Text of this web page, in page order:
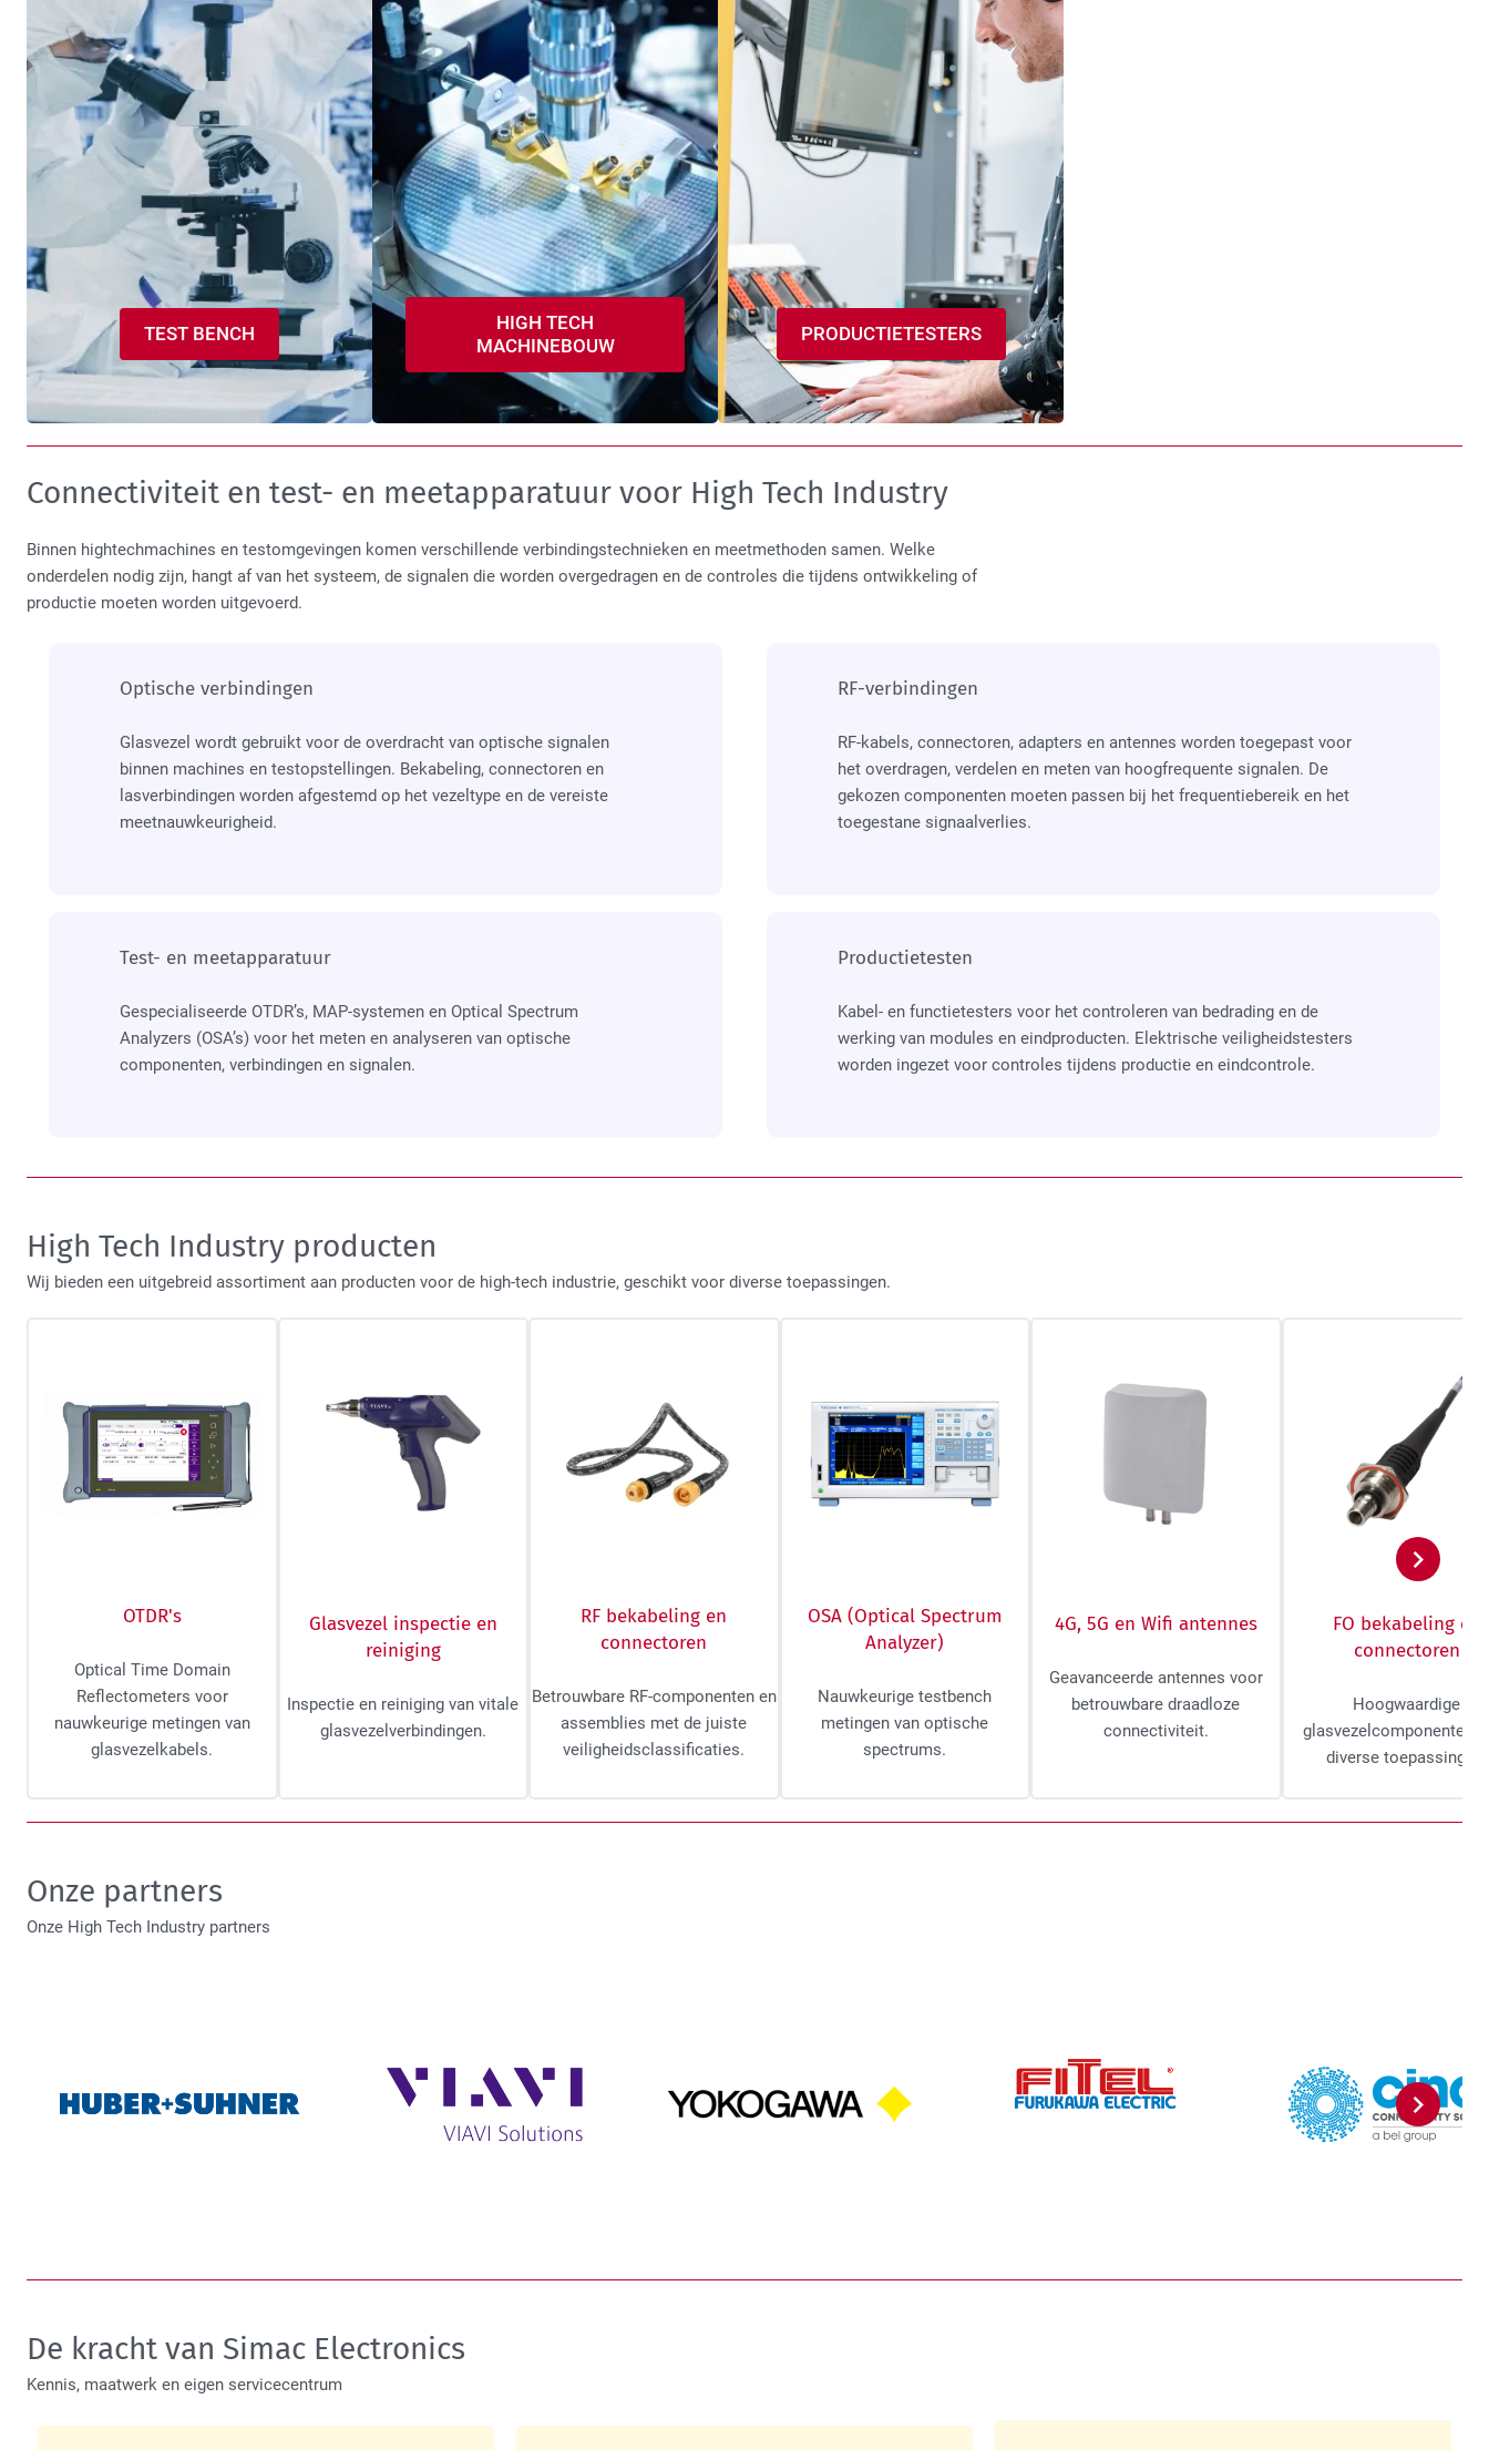
TEST BENCH
HIGH TECH
MACHINEBOUW
PRODUCTIETESTERS
Connectiviteit en test- en meetapparatuur voor High Tech Industry
Binnen hightechmachines en testomgevingen komen verschillende verbindingstechnieken en meetmethoden samen. Welke
onderdelen nodig zijn, hangt af van het systeem, de signalen die worden overgedragen en de controles die tijdens ontwikkeling of
productie moeten worden uitgevoerd.
Optische verbindingen
Glasvezel wordt gebruikt voor de overdracht van optische signalen
binnen machines en testopstellingen. Bekabeling, connectoren en
lasverbindingen worden afgestemd op het vezeltype en de vereiste
meetnauwkeurigheid.
RF-verbindingen
RF-kabels, connectoren, adapters en antennes worden toegepast voor
het overdragen, verdelen en meten van hoogfrequente signalen. De
gekozen componenten moeten passen bij het frequentiebereik en het
toegestane signaalverlies.
Test- en meetapparatuur
Gespecialiseerde OTDR’s, MAP-systemen en Optical Spectrum
Analyzers (OSA’s) voor het meten en analyseren van optische
componenten, verbindingen en signalen.
Productietesten
Kabel- en functietesters voor het controleren van bedrading en de
werking van modules en eindproducten. Elektrische veiligheidstesters
worden ingezet voor controles tijdens productie en eindcontrole.
High Tech Industry producten
Wij bieden een uitgebreid assortiment aan producten voor de high-tech industrie, geschikt voor diverse toepassingen.
OTDR's
Optical Time Domain
Reflectometers voor
nauwkeurige metingen van
glasvezelkabels.
Glasvezel inspectie en
reiniging
Inspectie en reiniging van vitale
glasvezelverbindingen.
RF bekabeling en
connectoren
Betrouwbare RF-componenten en
assemblies met de juiste
veiligheidsclassificaties.
OSA (Optical Spectrum
Analyzer)
Nauwkeurige testbench
metingen van optische
spectrums.
4G, 5G en Wifi antennes
Geavanceerde antennes voor
betrouwbare draadloze
connectiviteit.
FO bekabeling en
connectoren
Hoogwaardige
glasvezelcomponenten
diverse toepassingen.
Onze partners
Onze High Tech Industry partners
De kracht van Simac Electronics
Kennis, maatwerk en eigen servicecentrum